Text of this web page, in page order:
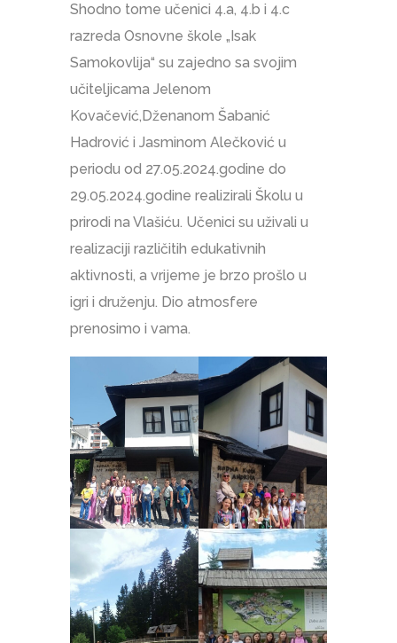
Shodno tome učenici 4.a, 4.b i 4.c
razreda Osnovne škole „Isak
Samokovlija“ su zajedno sa svojim
učiteljicama Jelenom
Kovačević,Dženanom Šabanić
Hadrović i Jasminom Alečković u
periodu od 27.05.2024.godine do
29.05.2024.godine realizirali Školu u
prirodi na Vlašiću. Učenici su uživali u
realizaciji različitih edukativnih
aktivnosti, a vrijeme je brzo prošlo u
igri i druženju. Dio atmosfere
prenosimo i vama.